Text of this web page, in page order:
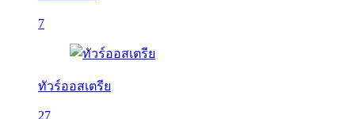
7
ทัวร์ออสเตรีย
27